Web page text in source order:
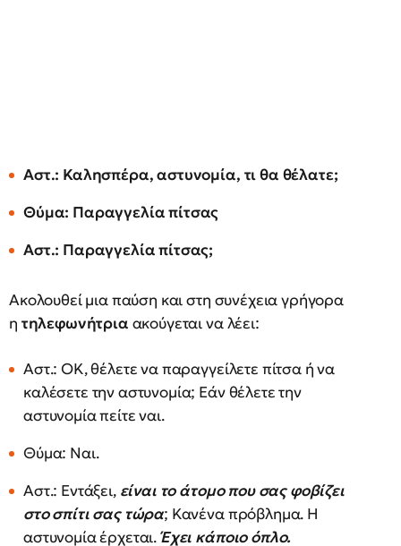
Αστ.: Καλησπέρα, αστυνομία, τι θα θέλατε;
Θύμα: Παραγγελία πίτσας
Αστ.: Παραγγελία πίτσας;
Ακολουθεί μια παύση και στη συνέχεια γρήγορα
η τηλεφωνήτρια ακούγεται να λέει:
Αστ.: ΟΚ, θέλετε να παραγγείλετε πίτσα ή να
καλέσετε την αστυνομία; Εάν θέλετε την
αστυνομία πείτε ναι.
Θύμα: Ναι.
Αστ.: Εντάξει, είναι το άτομο που σας φοβίζει
στο σπίτι σας τώρα; Κανένα πρόβλημα. Η
αστυνομία έρχεται.Έχει κάποιο όπλο.